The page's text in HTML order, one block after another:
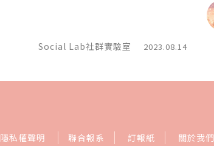
Social Lab社群實驗室 2023.08.14
隱私權聲明 聯合報系 訂報紙 關於我們